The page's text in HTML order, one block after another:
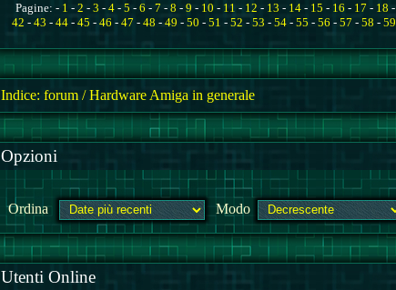
Pagine: - 1 - 2 - 3 - 4 - 5 - 6 - 7 - 8 - 9 - 10 - 11 - 12 - 13 - 14 - 15 - 16 - 17 - 18 -
42 - 43 - 44 - 45 - 46 - 47 - 48 - 49 - 50 - 51 - 52 - 53 - 54 - 55 - 56 - 57 - 58 - 59
Indice: forum /Hardware Amiga in generale
Opzioni
Ordina Modo
Utenti Online